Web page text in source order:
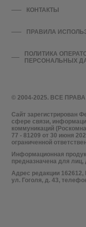
© 2004-2025. ВСЕ
Сайт зарегистрирован
сфере связи,
коммуникаций
77 - 81209 от 30 июня
ограниченной
Информационная
предназначена для лиц,
Адрес редакции 162612,
ул. Гоголя, д. 43,
КОНТАКТЫ
ПРАВИЛА
ПОЛИТИКА
ПЕРСОНАЛЬНЫХ